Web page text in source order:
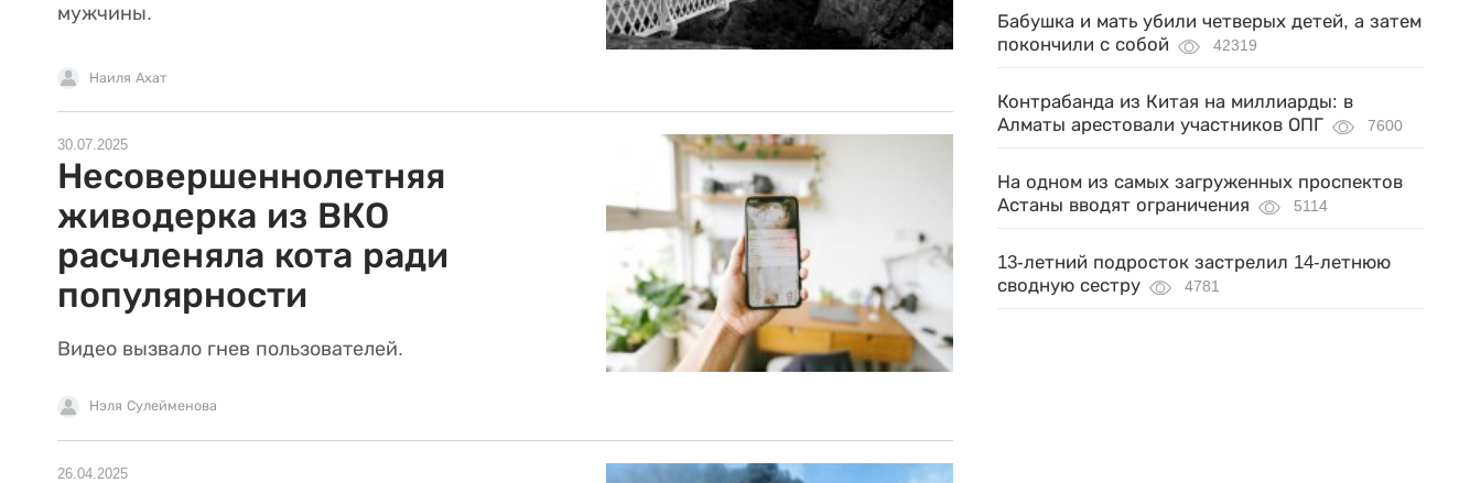
мужчины.
Наиля Ахат
30.07.2025
Несовершеннолетняя
живодерка из ВКО
расчленяла кота ради
популярности
Видео вызвало гнев пользователей.
Нэля Сулейменова
26.04.2025
Бабушка и мать убили четверых детей, а затем
покончили с собой
42319
Контрабанда из Китая на миллиарды: в
Алматы арестовали участников ОПГ
7600
На одном из самых загруженных проспектов
Астаны вводят ограничения
5114
13-летний подросток застрелил 14-летнюю
сводную сестру
4781